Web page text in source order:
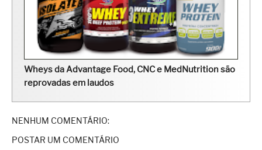
Wheys da Advantage Food, CNC e MedNutrition são
reprovadas em laudos
NENHUM COMENTÁRIO:
POSTAR UM COMENTÁRIO